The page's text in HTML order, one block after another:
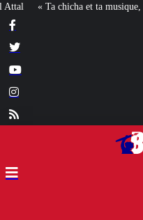
n’en veut pas » : la mairie RN